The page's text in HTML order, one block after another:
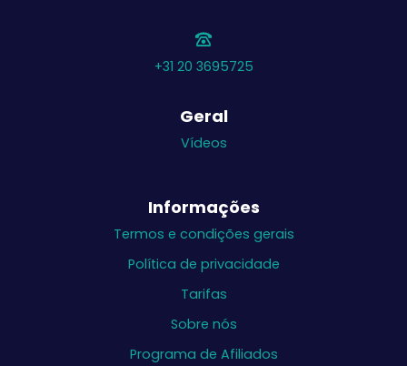
+31 20 3695725
Geral
Vídeos
Informações
Termos e condições gerais
Política de privacidade
Tarifas
Sobre nós
Programa de Afiliados